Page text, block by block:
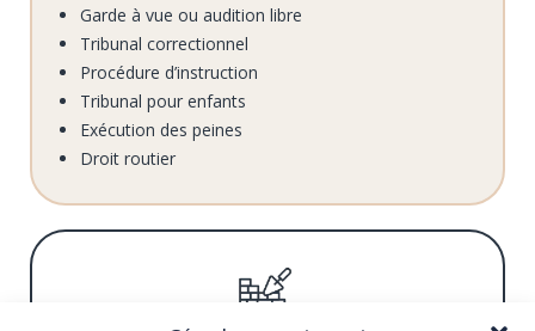
Garde à vue ou audition libre
Tribunal correctionnel
Procédure d’instruction
Tribunal pour enfants
Exécution des peines
Droit routier